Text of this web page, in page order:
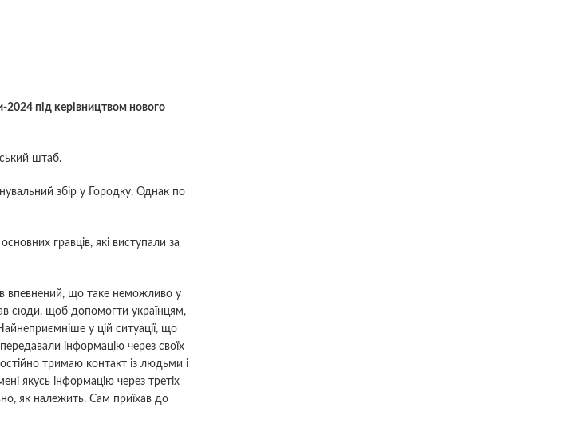
2024 під керівництвом нового
штаб.
збір у Городку. Однак по
гравців, які виступали за
впевнений, що таке неможливо у
сюди, щоб допомогти українцям,
у цій ситуації, що
інформацію через своїх
тримаю контакт із людьми і
якусь інформацію через третіх
як належить. Сам приїхав до